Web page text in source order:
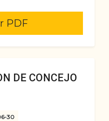
PDF
DE CONCEJO
30